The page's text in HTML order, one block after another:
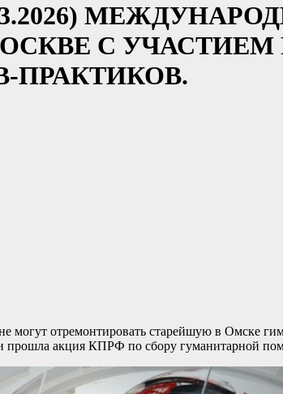
С
ПРАКТИКОВ.
могут отремонтировать старейшую в Омске
прошла акция КПРФ по сбору гуманитарной